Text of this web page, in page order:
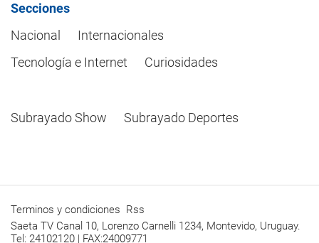
Secciones
Nacional
Internacionales
Tecnología e Internet
Curiosidades
Subrayado Show Subrayado Deportes
Terminos y condiciones Rss
Saeta TV Canal 10, Lorenzo Carnelli 1234, Montevido, Uruguay.
Tel: 24102120 | FAX:24009771